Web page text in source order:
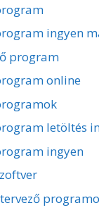
ingyen
program
online
letöltés
ingyen